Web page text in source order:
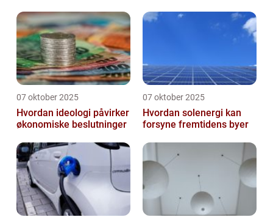
07 oktober 2025
Hvordan ideologi påvirker
økonomiske beslutninger
07 oktober 2025
Hvordan solenergi kan
forsyne fremtidens byer